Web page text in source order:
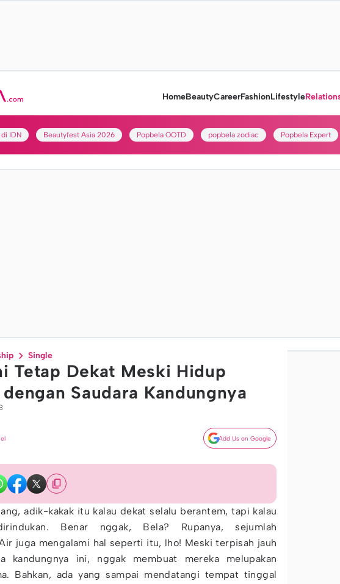
HomeBeautyCareerFashionLifestyle
IDN Beautyfest Asia 2026 Popbela OOTD popbela zodiac Popbela Expert
Single
Tetap Dekat Meski Hidup
Saudara Kandungnya
Add Us on Google
adik-kakak itu kalau dekat selalu berantem, tapi kalau
Benar nggak, Bela? Rupanya, sejumlah
juga mengalami hal seperti itu, lho! Meski terpisah jauh
kandungnya ini, nggak membuat mereka melupakan
Bahkan, ada yang sampai mendatangi tempat tinggal